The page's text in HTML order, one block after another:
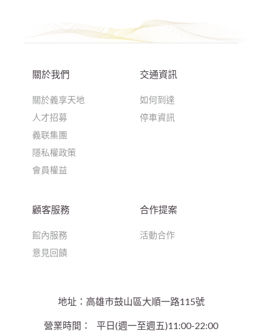
地址：高雄巿鼓山區大順一路115號
營業時間：
平日(週一至週五)11:00-22:00
關於我們
關於義享天地
人才招募
義联集團
隱私權政策
會員權益
交通資訊
如何到達
停車資訊
顧客服務
館內服務
意見回饋
合作提案
活動合作